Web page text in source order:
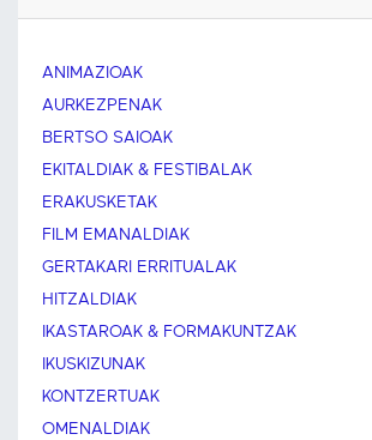
ANIMAZIOAK
AURKEZPENAK
BERTSO SAIOAK
EKITALDIAK & FESTIBALAK
ERAKUSKETAK
FILM EMANALDIAK
GERTAKARI ERRITUALAK
HITZALDIAK
IKASTAROAK & FORMAKUNTZAK
IKUSKIZUNAK
KONTZERTUAK
OMENALDIAK